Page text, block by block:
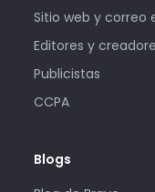
Sitio web y correo
Editores y
Publicistas
CCPA
Blogs